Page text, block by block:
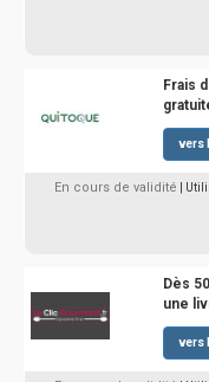
Frais
vers
En cours de validité |
Dès
une
vers